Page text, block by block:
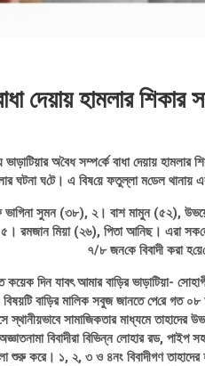
দেয়ায় হামলার শিকার
অ‌বৈধ সম্প‌র্কে বাধা দেয়ায় হামলার
ঘটনা ঘ‌টে। এ বিষ‌য়ে ফতুল্লা ম‌ডেল থানায়
ভাগিনা সুমন (৩৮), ২। বাশ মামুন (৫২),
রমজান মিয়া (২৬), পিতা আনিছ। এরা
৭/৮ জন‌কে বিবাদী করা
কয়েক দিন যাবৎ আমার বাড়ির ভাড়াটিয়া-
বা‌ড়ির মা‌লিক সবুজ জানতে পে‌রে গত ০৮
সামাজিকতার মাধ্যমে তাহাদের
বিবাদীরা বিভিন্ন লোহার রড,
শুরু করে। ১, ২, ৩ ও ৪নং বিবাদীগণ